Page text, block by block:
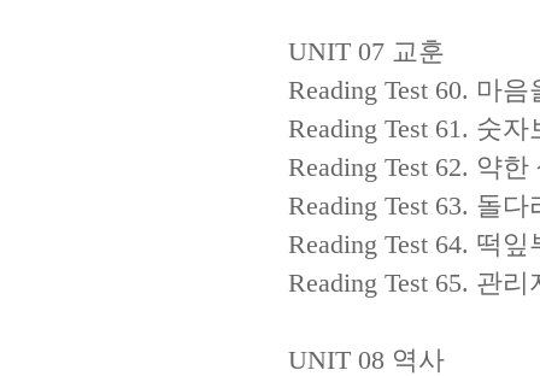
UNIT 07 교훈
Reading Test 60. 마음
Reading Test 61. 숫자
Reading Test 62. 약한
Reading Test 63. 돌다
Reading Test 64. 떡잎
Reading Test 65. 관리
UNIT 08 역사